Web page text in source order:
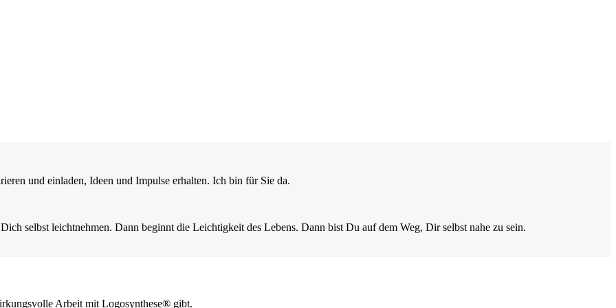
und einladen, Ideen und Impulse erhalten. Ich bin für Sie da.
selbst leichtnehmen. Dann beginnt die Leichtigkeit des Lebens. Dann bist Du auf dem Weg, Dir selbst nahe zu sein.
Arbeit mit Logosynthese® gibt.